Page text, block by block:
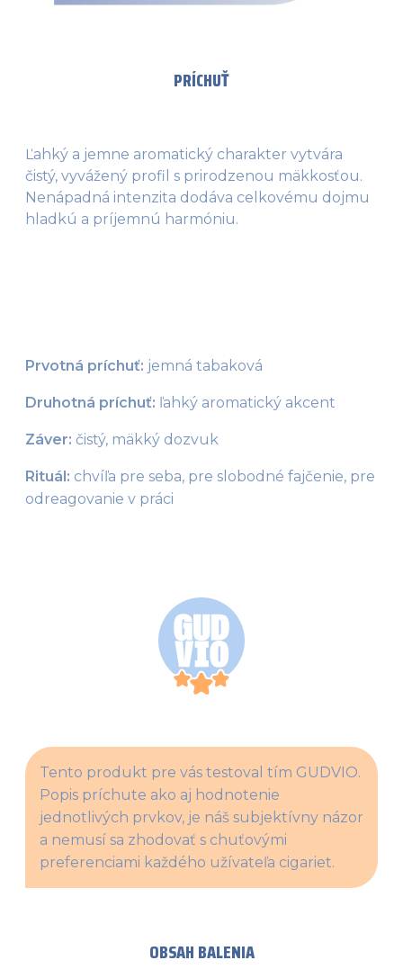
PRÍCHUŤ
Ľahký a jemne aromatický charakter vytvára
čistý, vyvážený profil s prirodzenou mäkkosťou.
Nenápadná intenzita dodáva celkovému dojmu
hladkú a príjemnú harmóniu.
Prvotná príchuť: jemná tabaková
Druhotná príchuť: ľahký aromatický akcent
Záver: čistý, mäkký dozvuk
Rituál: chvíľa pre seba, pre slobodné fajčenie, pre
odreagovanie v práci
Tento produkt pre vás testoval tím GUDVIO.
Popis príchute ako aj hodnotenie
jednotlivých prvkov, je náš subjektívny názor
a nemusí sa zhodovať s chuťovými
preferenciami každého užívateľa cigariet.
OBSAH BALENIA